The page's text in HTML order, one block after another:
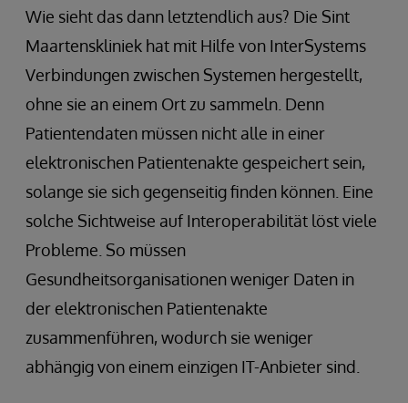
Wie sieht das dann letztendlich aus? Die Sint
Maartenskliniek hat mit Hilfe von InterSystems
Verbindungen zwischen Systemen hergestellt,
ohne sie an einem Ort zu sammeln. Denn
Patientendaten müssen nicht alle in einer
elektronischen Patientenakte gespeichert sein,
solange sie sich gegenseitig finden können. Eine
solche Sichtweise auf Interoperabilität löst viele
Probleme. So müssen
Gesundheitsorganisationen weniger Daten in
der elektronischen Patientenakte
zusammenführen, wodurch sie weniger
abhängig von einem einzigen IT-Anbieter sind.